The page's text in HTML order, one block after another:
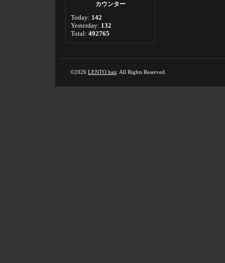
カウンター
Today: 142
Yesterday: 132
Total: 492765
©2026 LENTO hair. All Rights Reserved.